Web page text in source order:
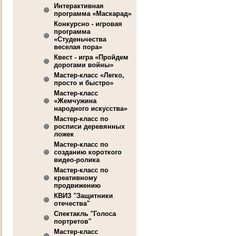
Интерактивная
программа «Маскарад»
Конкурсно - игровая
программа
«Студеньчества
веселая пора»
Квест - игра «Пройдем
дорогами войны»
Мастер-класс «Легко,
просто и быстро»
Мастер-класс
«Жемчужина
народного искусства»
Мастер-класс по
росписи деревянных
ложек
Мастер-класс по
созданию короткого
видео-ролика
Мастер-класс по
креативному
продвижению
КВИЗ "Защитники
отечества"
Спектакль "Голоса
портретов"
Мастер-класс